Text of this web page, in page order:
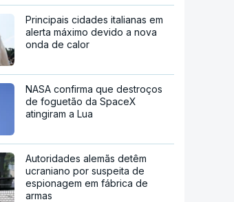
Principais cidades italianas em
alerta máximo devido a nova
onda de calor
NASA confirma que destroços
de foguetão da SpaceX
atingiram a Lua
Autoridades alemãs detêm
ucraniano por suspeita de
espionagem em fábrica de
armas